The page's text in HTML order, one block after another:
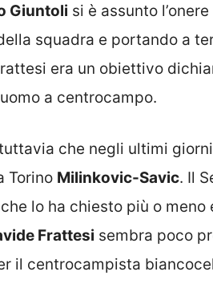
Giuntoli si è assunto
squadra e portando a
era un obiettivo
a centrocampo.
che negli ultimi
Torino Milinkovic-Savic. Il
che lo ha chiesto più o
Frattesi sembra poco
il centrocampista